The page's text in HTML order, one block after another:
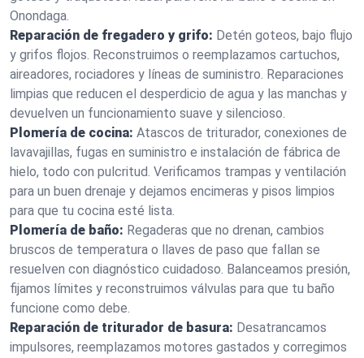
Onondaga.
Reparación de fregadero y grifo: Detén goteos, bajo flujo
y grifos flojos. Reconstruimos o reemplazamos cartuchos,
aireadores, rociadores y líneas de suministro. Reparaciones
limpias que reducen el desperdicio de agua y las manchas y
devuelven un funcionamiento suave y silencioso.
Plomería de cocina: Atascos de triturador, conexiones de
lavavajillas, fugas en suministro e instalación de fábrica de
hielo, todo con pulcritud. Verificamos trampas y ventilación
para un buen drenaje y dejamos encimeras y pisos limpios
para que tu cocina esté lista.
Plomería de baño: Regaderas que no drenan, cambios
bruscos de temperatura o llaves de paso que fallan se
resuelven con diagnóstico cuidadoso. Balanceamos presión,
fijamos límites y reconstruimos válvulas para que tu baño
funcione como debe.
Reparación de triturador de basura: Desatrancamos
impulsores, reemplazamos motores gastados y corregimos